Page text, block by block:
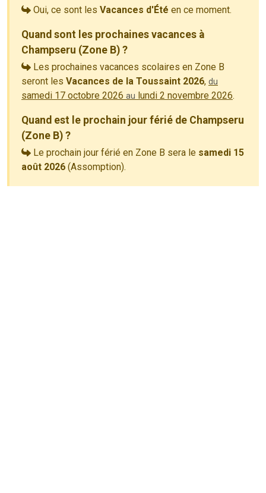
Oui, ce sont les Vacances d'Été en ce moment.
Quand sont les prochaines vacances à
Champseru (Zone B) ?
Les prochaines vacances scolaires en Zone B
seront les Vacances de la Toussaint 2026, du
samedi 17 octobre 2026 au lundi 2 novembre 2026.
Quand est le prochain jour férié de Champseru
(Zone B) ?
Le prochain jour férié en Zone B sera le samedi 15
août 2026 (Assomption).